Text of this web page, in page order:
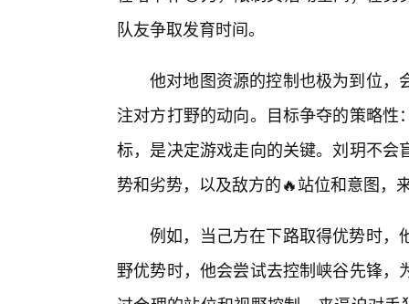
队友争取发育时间。
他对地图资源的控制也极为到位，
注对方打野的动向。目标争夺的策略
标，是决定游戏走向的关键。刘玥不
势和劣势，以及敌方的🔥站位和意图，
例如，当己方在下路取得优势时，
野优势时，他会尝试去控制峡谷先锋